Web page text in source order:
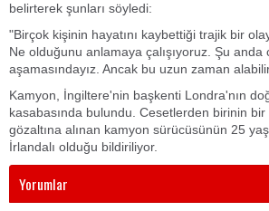
belirterek şunları söyledi:
"Birçok kişinin hayatını kaybettiği trajik bir
Ne olduğunu anlamaya çalışıyoruz. Şu
aşamasındayız. Ancak bu uzun zaman
Kamyon, İngiltere'nin başkenti Londra'nın
kasabasında bulundu. Cesetlerden birinin bir
gözaltına alınan kamyon sürücüsünün 25
İrlandalı olduğu bildiriliyor.
Yorumlar